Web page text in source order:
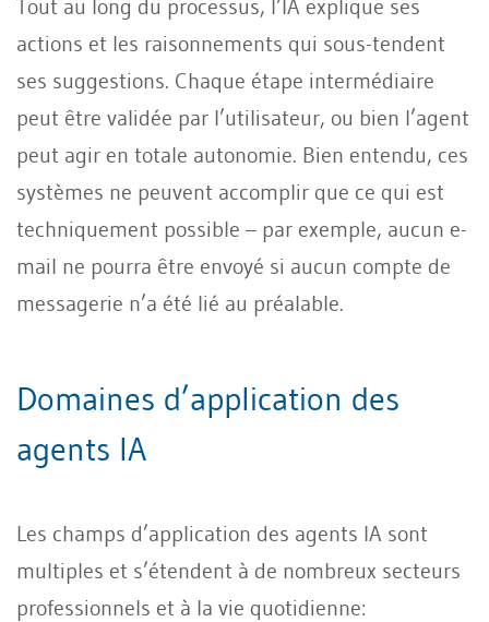
Tout au long du processus, l’IA explique ses
actions et les raisonnements qui sous-tendent
ses suggestions. Chaque étape intermédiaire
peut être validée par l’utilisateur, ou bien l’agent
peut agir en totale autonomie. Bien entendu, ces
systèmes ne peuvent accomplir que ce qui est
techniquement possible – par exemple, aucun e-
mail ne pourra être envoyé si aucun compte de
messagerie n’a été lié au préalable.
Domaines d’application des
agents IA
Les champs d’application des agents IA sont
multiples et s’étendent à de nombreux secteurs
professionnels et à la vie quotidienne: